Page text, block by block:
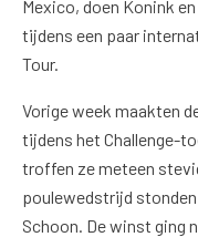
Mexico, doen Konink
tijdens een paar
Tour.
Vorige week maakten
tijdens het Challenge-
troffen ze meteen
poulewedstrijd
Schoon. De winst ging